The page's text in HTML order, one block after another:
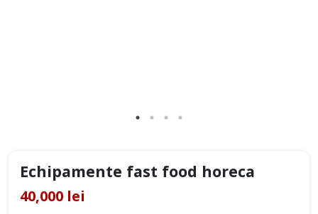
Echipamente fast food horeca
40,000 lei